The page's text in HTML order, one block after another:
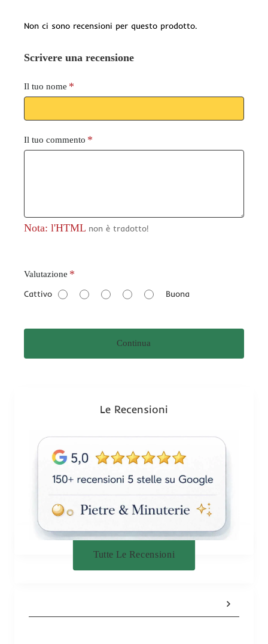
Non ci sono recensioni per questo prodotto.
Scrivere una recensione
Il tuo nome
Il tuo commento
Nota: l'HTML non è tradotto!
V
l
t
z
Valutazione
Cattivo Buona
Continua
Le Recensioni
Tutte Le Recensioni